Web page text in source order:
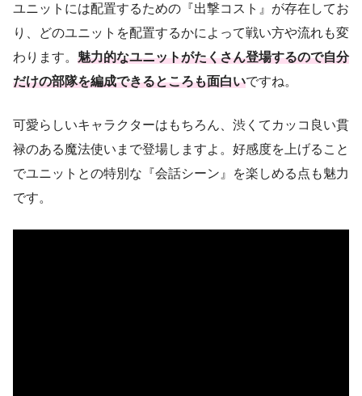
ユニットには配置するための『出撃コスト』が存在してお
り、どのユニットを配置するかによって戦い方や流れも変
わります。 魅力的なユニットがたくさん登場するので自分
だけの部隊を編成できるところも面白いですね。
可愛らしいキャラクターはもちろん、渋くてカッコ良い貫
禄のある魔法使いまで登場しますよ。好感度を上げること
でユニットとの特別な『会話シーン』を楽しめる点も魅力
です。